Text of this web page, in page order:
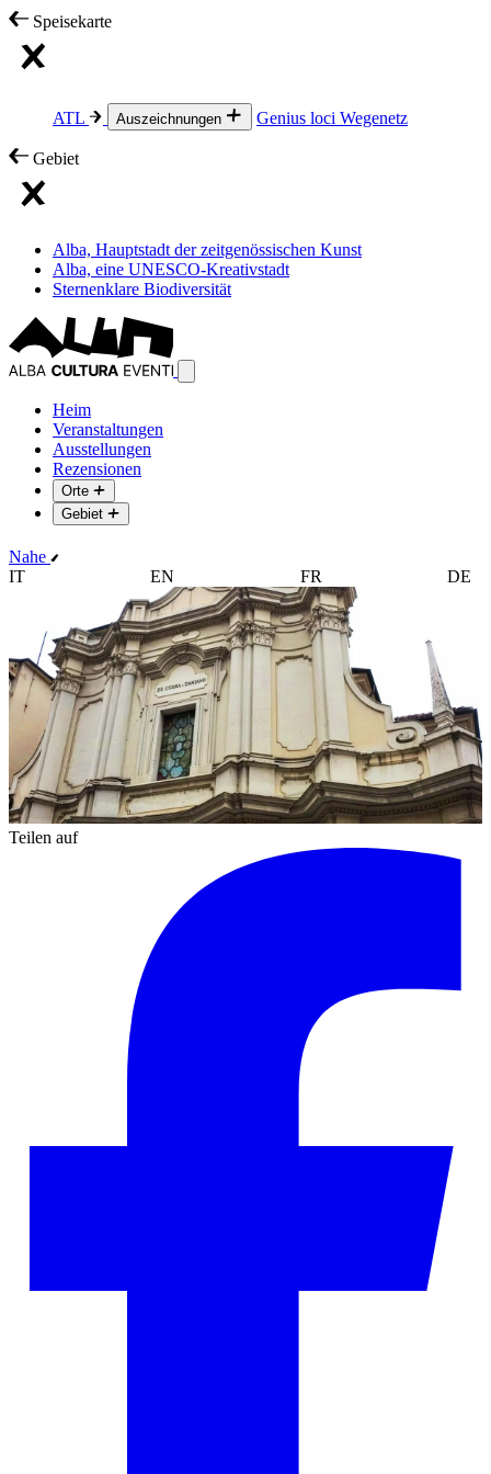
Speisekarte
ATL Auszeichnungen Genius loci Wegenetz
Gebiet
Alba, Hauptstadt der zeitgenössischen Kunst
Alba, eine UNESCO-Kreativstadt
Sternenklare Biodiversität
Heim
Veranstaltungen
Ausstellungen
Rezensionen
Orte
Gebiet
Nahe
IT
EN FR DE
Teilen auf